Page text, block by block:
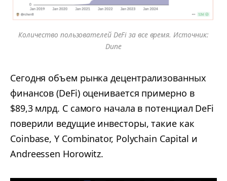
Количество пользователей DeFi за все время. Источник:
Dune
Сегодня объем рынка децентрализованных
финансов (DeFi) оценивается примерно в
$89,3 млрд. С самого начала в потенциал DeFi
поверили ведущие инвесторы, такие как
Coinbase, Y Combinator, Polychain Capital и
Andreessen Horowitz.